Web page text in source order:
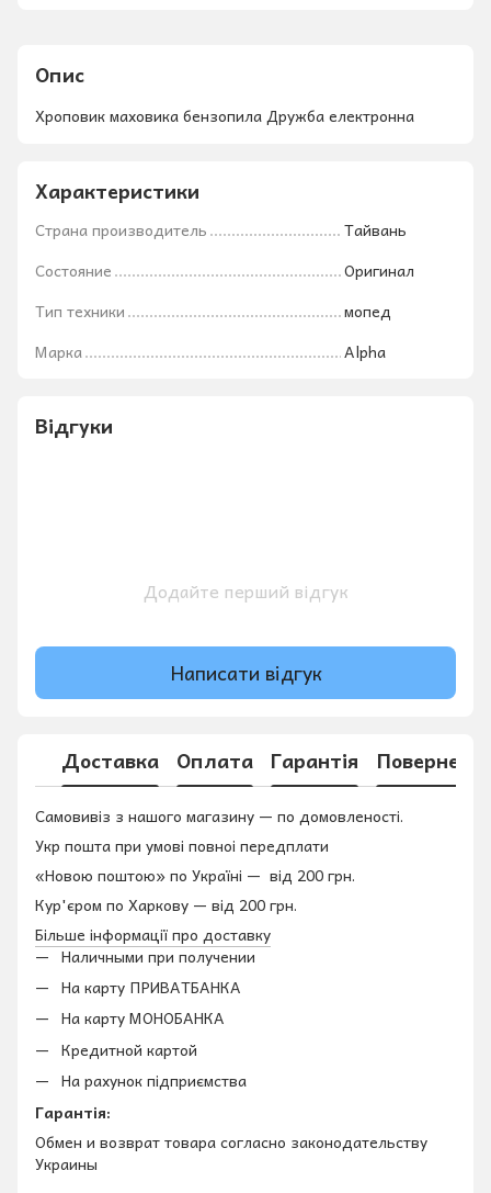
Опис
Хроповик маховика бензопила Дружба електронна
Характеристики
Страна производитель
Тайвань
Состояние
Оригинал
Тип техники
мопед
Марка
Alpha
Відгуки
Додайте перший відгук
Написати відгук
Доставка Оплата Гарантія
Самовивіз з нашого магазину — по домовленості.
Укр пошта при умові повноі передплати
«Новою поштою» по Україні — від 200 грн.
Кур'єром по Харкову — від 200 грн.
Більше інформації про доставку
Наличными при получении
На карту ПРИВАТБАНКА
На карту МОНОБАНКА
Кредитной картой
На рахунок підприємства
Гарантія:
Обмен и возврат товара согласно законодательству
Украины